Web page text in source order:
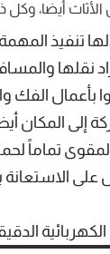
أيضا، وكل
تنفيذ
نقلها
بأعمال الفك
إلى المكان
تماماً